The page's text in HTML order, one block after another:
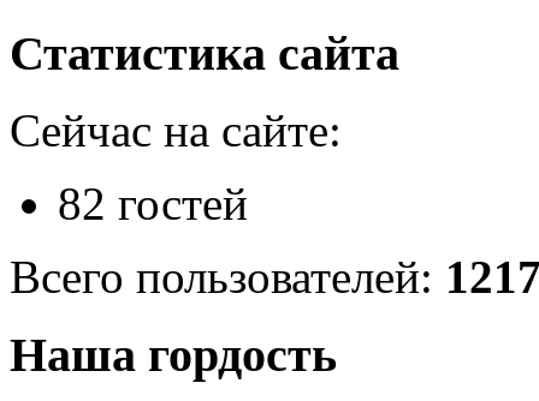
Статистика сайта
Сейчас на сайте:
82 гостей
Всего пользователей:
Наша гордость